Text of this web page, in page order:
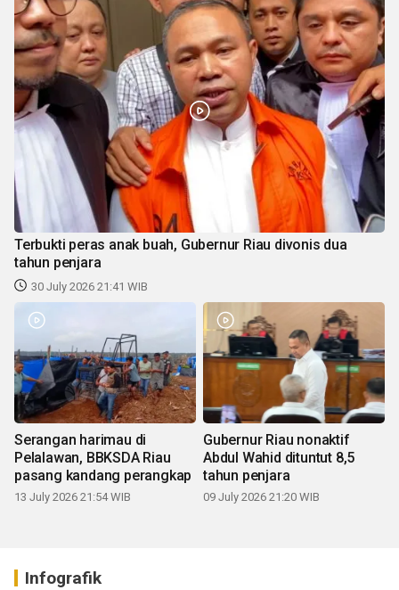
Terbukti peras anak buah, Gubernur Riau divonis dua
tahun penjara
30 July 2026 21:41 WIB
Serangan harimau di
Pelalawan, BBKSDA Riau
pasang kandang perangkap
13 July 2026 21:54 WIB
Gubernur Riau nonaktif
Abdul Wahid dituntut 8,5
tahun penjara
09 July 2026 21:20 WIB
Infografik